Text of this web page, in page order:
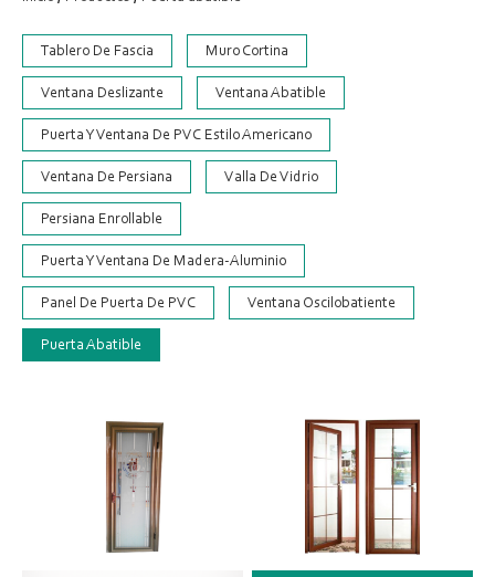
Tablero De Fascia Muro Cortina
Ventana Deslizante Ventana Abatible
Puerta Y Ventana De PVC Estilo Americano
Ventana De Persiana Valla De Vidrio
Persiana Enrollable
Puerta Y Ventana De Madera-Aluminio
Panel De Puerta De PVC Ventana Oscilobatiente
Puerta Abatible